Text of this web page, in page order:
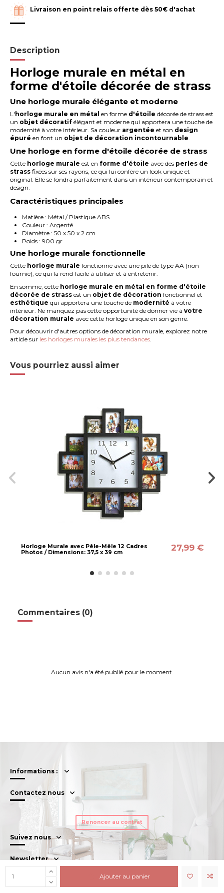
Ajouter au panier
Livraison en point relais offerte dès 50€ d'achat
Description
Horloge murale en métal en
forme d'étoile décorée de strass
Une horloge murale élégante et moderne
L'horloge murale en métal en forme d'étoile décorée de strass est
un objet décoratif élégant et moderne qui apportera une touche de
modernité à votre intérieur. Sa couleur argentée et son design
épuré en font un objet de décoration incontournable
Une horloge en forme d'étoile décorée de strass
Cette horloge murale est en forme d'étoile avec des perles de
strass fixées sur ses rayons, ce qui lui confère un look unique et
original. Elle se fondra parfaitement dans un intérieur contemporain et
design.
Caractéristiques principales
Matière : Métal / Plastique ABS
Couleur : Argenté
Diamètre : 50 x 50 x 2 cm
Poids : 900 gr
Une horloge murale fonctionnelle
Cette horloge murale fonctionne avec une pile de type AA (non
fournie), ce qui la rend facile à utiliser et à entretenir.
En somme, cette horloge murale en métal en forme d'étoile
décorée de strass est un objet de décoration fonctionnel et
esthétique qui apportera une touche de modernité à votre
intérieur. Ne manquez pas cette opportunité de donner vie àvotre
décoration murale avec cette horloge unique en son genre.
Pour découvrir d'autres options de décoration murale, explorez notre
article sur les horloges murales les plus tendances.
Vous pourriez aussi aimer
Horloge Murale avec Pêle-Mêle 12 Cadres
Photos / Dimensions: 37,5 x 39 cm
27,99 €
Commentaires (0)
Aucun avis n'a été publié pour le moment.
Informations :
Contactez nous
Renoncer au contrat
Suivez nous
Newsletter